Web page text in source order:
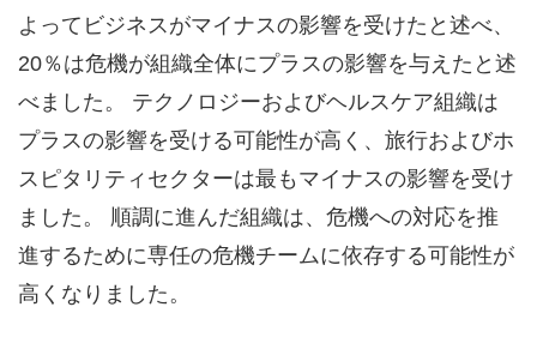
よってビジネスがマイナスの影響を受けたと述べ、
20％は危機が組織全体にプラスの影響を与えたと述
べました。 テクノロジーおよびヘルスケア組織は
プラスの影響を受ける可能性が高く、旅行およびホ
スピタリティセクターは最もマイナスの影響を受け
ました。 順調に進んだ組織は、危機への対応を推
進するために専任の危機チームに依存する可能性が
高くなりました。